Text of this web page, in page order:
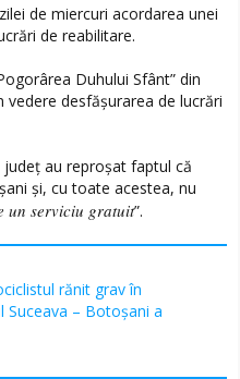
de miercuri acordarea unei
de reabilitare.
Duhului Sfânt” din
desfășurarea de lucrări
au reproșat faptul că
și, cu toate acestea, nu
un serviciu gratuit”.
rănit grav în
Suceava – Botoșani a